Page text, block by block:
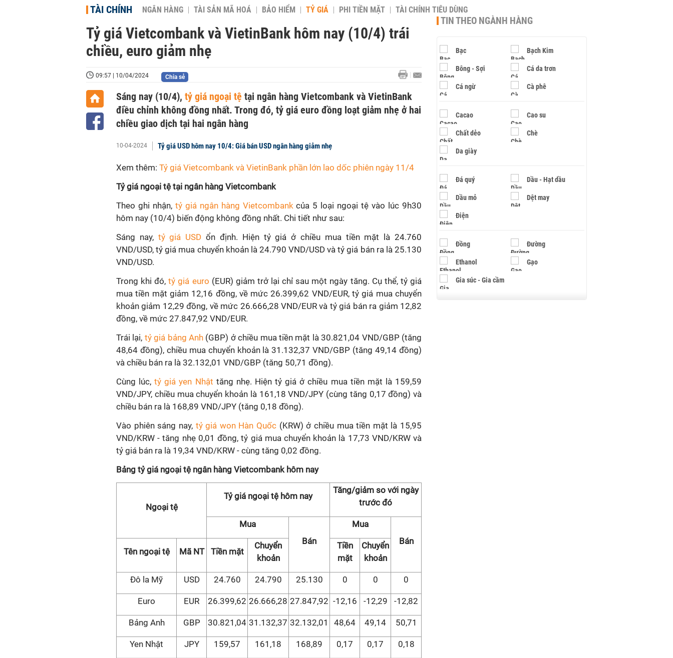
TÀI CHÍNH NGÂN HÀNG TÀI SẢN MÃ HOÁ BẢO HIỂM TỶ GIÁ PHI TIỀN MẶT TÀI CHÍNH TIÊU DÙNG
Tỷ giá Vietcombank và VietinBank hôm nay (10/4) trái
chiều, euro giảm nhẹ
09:57 | 10/04/2024 Chia sẻ
Sáng nay (10/4), tỷ giá ngoại tệ tại ngân hàng Vietcombank và VietinBank
điều chỉnh không đồng nhất. Trong đó, tỷ giá euro đồng loạt giảm nhẹ ở hai
chiều giao dịch tại hai ngân hàng
10-04-2024 Tỷ giá USD hôm nay 10/4: Giá bán USD ngân hàng giảm nhẹ
Xem thêm: Tỷ giá Vietcombank và VietinBank phần lớn lao dốc phiên ngày 11/4
Tỷ giá ngoại tệ tại ngân hàng Vietcombank
Theo ghi nhận, tỷ giá ngân hàng Vietcombankcủa 5 loại ngoại tệ vào lúc 9h30
hôm nay (10/4) biến động không đồng nhất. Chi tiết như sau:
Sáng nay, tỷ giá USD ổn định. Hiện tỷ giá ở chiều mua tiền mặt là 24.760
VND/USD, tỷ giá mua chuyển khoản là 24.790 VND/USD và tỷ giá bán ra là 25.130
VND/USD.
Trong khi đó,tỷ giá euro (EUR) giảm trở lại chỉ sau một ngày tăng. Cụ thể, tỷ giá
mua tiền mặt giảm 12,16 đồng, về mức 26.399,62 VND/EUR, tỷ giá mua chuyển
khoản giảm 12,29 đồng, về mức 26.666,28 VND/EUR và tỷ giá bán ra giảm 12,82
đồng, về mức 27.847,92 VND/EUR.
Trái lại, tỷ giá bảng Anh (GBP) ở chiều mua tiền mặt là 30.821,04 VND/GBP (tăng
48,64 đồng), chiều mua chuyển khoản là 31.132,37 VND/GBP (tăng 49,14 đồng)
và chiều bán ra là 32.132,01 VND/GBP (tăng 50,71 đồng).
Cùng lúc,tỷ giá yen Nhật tăng nhẹ. Hiện tỷ giá ở chiều mua tiền mặt là 159,59
VND/JPY, chiều mua chuyển khoản là 161,18 VND/JPY (cùng tăng 0,17 đồng) và
chiều bán ra là 168,89 VND/JPY (tăng 0,18 đồng).
Vào phiên sáng nay, tỷ giá won Hàn Quốc (KRW) ở chiều mua tiền mặt là 15,95
VND/KRW - tăng nhẹ 0,01 đồng, tỷ giá mua chuyển khoản là 17,73 VND/KRW và
tỷ giá bán ra là 19,34 VND/KRW - cùng tăng 0,02 đồng.
Bảng tỷ giá ngoại tệ ngân hàng Vietcombank hôm nay
Ngoại tệ
Tỷ giá ngoại tệ hôm nay
Tăng/giảm so với ngày
trước đó
Mua
Bán
Mua
Bán
Tên ngoại tệ
Mã NT Tiền mặt
Chuyển
khoản
Tiền
mặt
Chuyển
khoản
Đô la Mỹ USD 24.760 24.790 25.130 0 0 0
Euro EUR 26.399,62 26.666,28 27.847,92 -12,16 -12,29 -12,82
Bảng Anh GBP 30.821,04 31.132,37 32.132,01 48,64 49,14 50,71
Yen Nhật JPY 159,57 161,18 168,89 0,17 0,17 0,18
TIN THEO NGÀNH HÀNG
Bạc Bạch Kim
Bông - Sợi Cá da trơn
Cá ngừ Cà phê
Cacao Cao su
Chất dẻo Chè
Da giày
Đá quý Dầu - Hạt dầu
Dầu mỏ Dệt may
Điện
Đồng Đường
Ethanol Gạo
Gia súc - Gia cầm